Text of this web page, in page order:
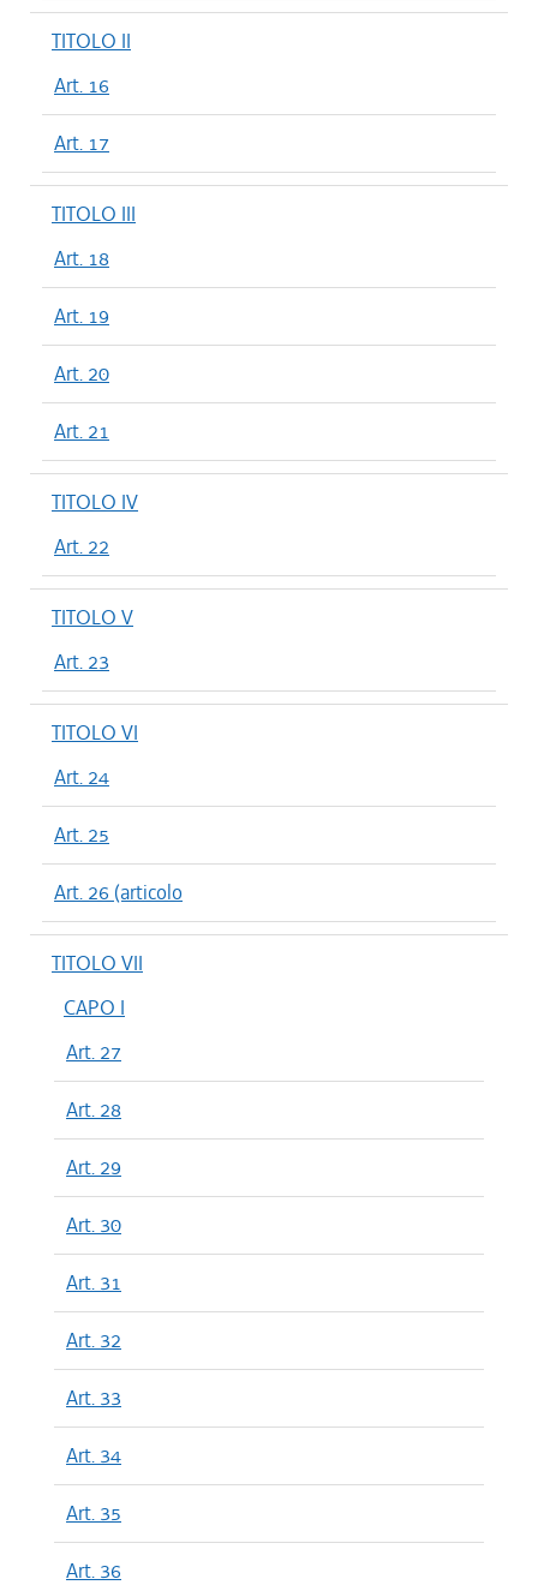
TITOLO II
Art. 16
Art. 17
TITOLO III
Art. 18
Art. 19
Art. 20
Art. 21
TITOLO IV
Art. 22
TITOLO V
Art. 23
TITOLO VI
Art. 24
Art. 25
Art. 26 (articolo
TITOLO VII
CAPO I
Art. 27
Art. 28
Art. 29
Art. 30
Art. 31
Art. 32
Art. 33
Art. 34
Art. 35
Art. 36